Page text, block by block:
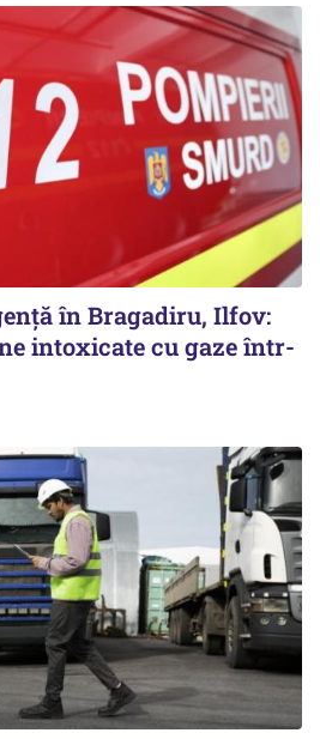
în Bragadiru, Ilfov:
intoxicate cu gaze într-